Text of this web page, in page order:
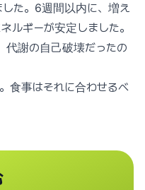
た。6週間以内に、増え
ルギーが安定しました。
、代謝の自己破壊だったの
食事はそれに合わせるべ